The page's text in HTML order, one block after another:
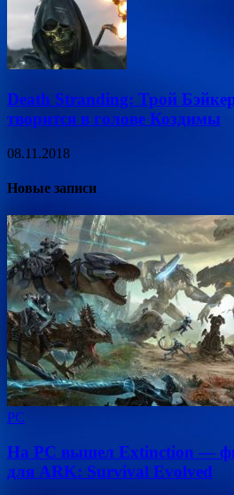
Death Stranding: Трой
творится в голове Коздимы
08.11.2018
Новые записи
PC
На PC вышел Extinction —
для ARK: Survival Evolved